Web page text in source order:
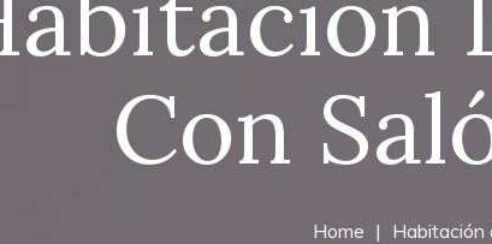
Con
Home Habitación